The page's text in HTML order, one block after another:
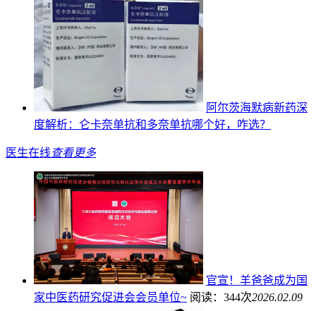
阿尔茨海默病新药深
度解析：仑卡奈单抗和多奈单抗哪个好，咋选？
医生在线查看更多
官宣！羊爸爸成为国
家中医药研究促进会会员单位~ 阅读：344次2026.02.09